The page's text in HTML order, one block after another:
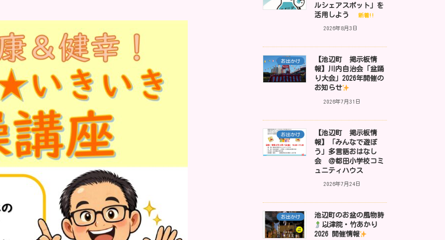
ルシェアスポット」を
活用しよう
新着!!
2026年8月3日
お出かけ
【池辺町 掲示板情
報】川内自治会「盆踊
り大会」2026年開催の
お知らせ
2026年7月31日
お出かけ
【池辺町 掲示板情
報】「みんなで遊ぼ
う」多言語おはなし
会 ＠都田小学校コミ
ュニティハウス
2026年7月24日
お出かけ
池辺町のお盆の風物詩
以津院・竹あかり
2026 開催情報